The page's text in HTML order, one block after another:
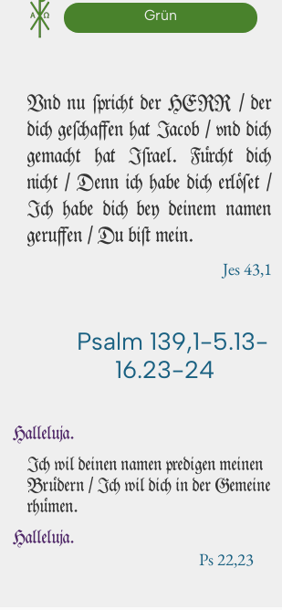
Grün
Vnd nu ſpricht der HERR / der
dich geſchaffen hat Jacob / vnd dich
gemacht hat Iſrael. Fürcht dich
nicht / Denn ich habe dich er­lö­ſet /
Ich habe dich bey deinem namen
geruffen / Du biſt mein.
Jes 43,1
Psalm 139,1-5.13-
16.23-24
Halleluja.
Ich wil deinen namen predigen mei­nen
Brüdern / Ich wil dich in der Ge­mei­ne
rhümen.
Halleluja.
Ps 22,23